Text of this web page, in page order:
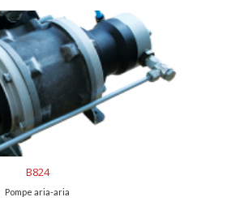
B824
Pompe aria-aria